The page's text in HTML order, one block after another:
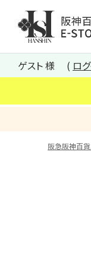
ゲスト 様 ロ
阪急阪神百